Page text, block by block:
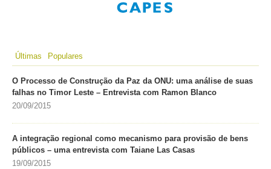
Últimas Populares
O Processo de Construção da Paz da ONU: uma análise de suas
falhas no Timor Leste – Entrevista com Ramon Blanco
20/09/2015
A integração regional como mecanismo para provisão de bens
públicos – uma entrevista com Taiane Las Casas
19/09/2015